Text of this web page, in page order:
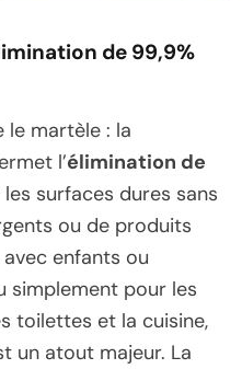
de 99,9%
le martèle : la
l’élimination de
les surfaces dures sans
ou de produits
enfants ou
simplement pour les
toilettes et la cuisine,
un atout majeur. La